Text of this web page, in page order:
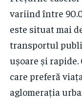
variind între
este situat mai
transportul
ușoare și
care preferă
aglomerația